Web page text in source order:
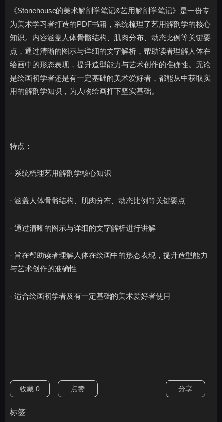
《Stonehouse的美术解剖学笔记&艺用解剖学笔记》是一份专
为美术学习者打造的PDF书籍，系统梳理了艺用解剖学的核心
知识。内容涵盖人体骨骼结构、肌肉分布、动态比例等关键要
点，通过清晰的图示与详细的文字解析，帮助读者理解人体在
绘画中的形态表现，提升造型能力与艺术创作的准确性。无论
是绘画初学者还是有一定基础的美术爱好者，都能从中获取实
用的解剖学知识，为人物绘画打下坚实基础。
特点：
· 系统梳理艺用解剖学核心知识
· 涵盖人体骨骼结构、肌肉分布、动态比例等关键要点
· 通过清晰的图示与详细的文字解析进行讲解
· 旨在帮助读者理解人体在绘画中的形态表现，提升造型能力
与艺术创作的准确性
· 适合绘画初学者及有一定基础的美术爱好者使用
收藏 0 点赞 分享
标签